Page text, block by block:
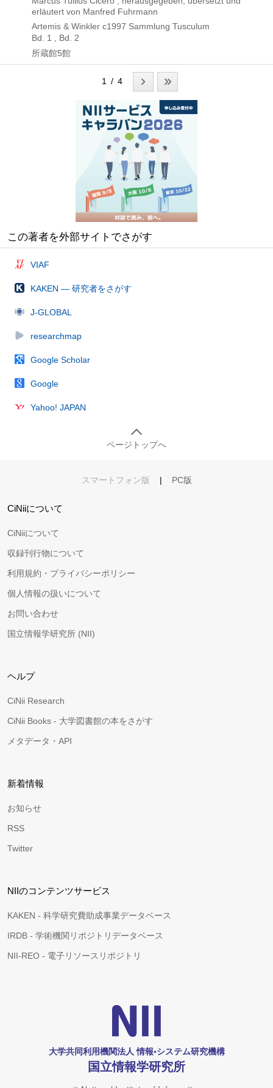
erläutert von Manfred Fuhrmann
Artemis & Winkler c1997 Sammlung Tusculum
Bd. 1 , Bd. 2
所蔵館5館
1 / 4
この著者を外部サイトでさがす
VIAF
KAKEN — 研究者をさがす
J-GLOBAL
researchmap
Google Scholar
Google
Yahoo! JAPAN
ページトップへ
スマートフォン版 | PC版
CiNiiについて
CiNiiについて
収録刊行物について
利用規約・プライバシーポリシー
個人情報の扱いについて
お問い合わせ
国立情報学研究所 (NII)
ヘルプ
CiNii Research
CiNii Books - 大学図書館の本をさがす
メタデータ・API
新着情報
お知らせ
RSS
Twitter
NIIのコンテンツサービス
KAKEN - 科学研究費助成事業データベース
IRDB - 学術機関リポジトリデータベース
NII-REO - 電子リソースリポジトリ
大学共同利用機関法人 情報•システム研究機構
国立情報学研究所